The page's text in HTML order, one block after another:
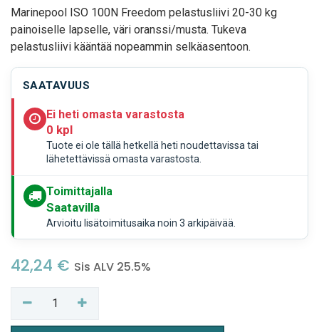
Marinepool ISO 100N Freedom pelastusliivi 20-30 kg
painoiselle lapselle, väri oranssi/musta. Tukeva
pelastusliivi kääntää nopeammin selkäasentoon.
SAATAVUUS
Ei heti omasta varastosta
0 kpl
Tuote ei ole tällä hetkellä heti noudettavissa tai
lähetettävissä omasta varastosta.
Toimittajalla
Saatavilla
Arvioitu lisätoimitusaika noin 3 arkipäivää.
42,24 € Sis ALV 25.5%